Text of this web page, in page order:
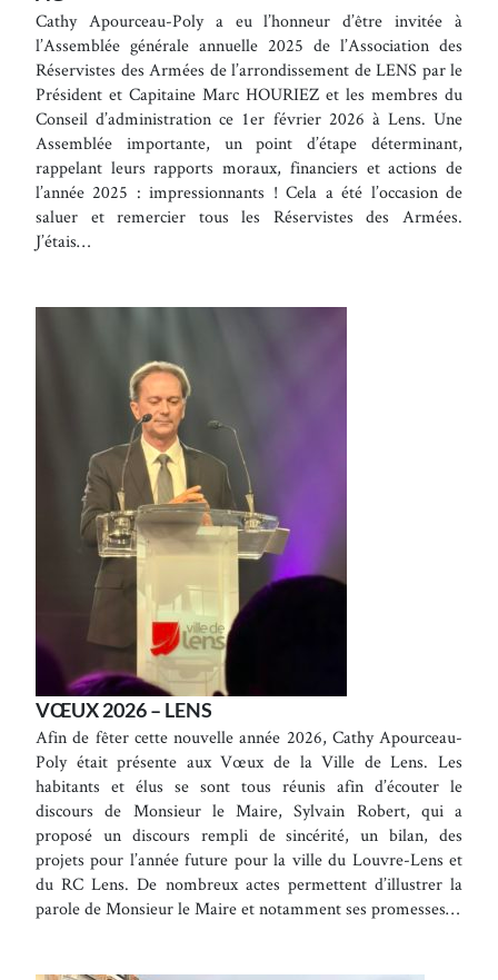
Cathy Apourceau-Poly a eu l’honneur d’être invitée à
l’Assemblée générale annuelle 2025 de l’Association des
Réservistes des Armées de l’arrondissement de LENS par le
Président et Capitaine Marc HOURIEZ et les membres du
Conseil d’administration ce 1er février 2026 à Lens. Une
Assemblée importante, un point d’étape déterminant,
rappelant leurs rapports moraux, financiers et actions de
l’année 2025 : impressionnants ! Cela a été l’occasion de
saluer et remercier tous les Réservistes des Armées.
J’étais…
VŒUX 2026 – LENS
Afin de fêter cette nouvelle année 2026, Cathy Apourceau-
Poly était présente aux Vœux de la Ville de Lens. Les
habitants et élus se sont tous réunis afin d’écouter le
discours de Monsieur le Maire, Sylvain Robert, qui a
proposé un discours rempli de sincérité, un bilan, des
projets pour l’année future pour la ville du Louvre-Lens et
du RC Lens. De nombreux actes permettent d’illustrer la
parole de Monsieur le Maire et notamment ses promesses…